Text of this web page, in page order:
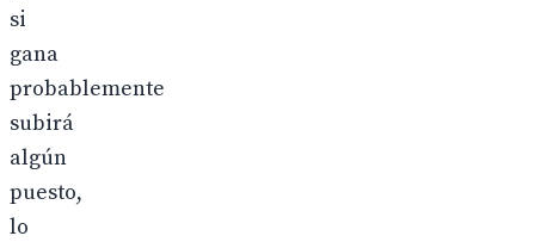
si
gana
probablemente
subirá
algún
puesto,
lo